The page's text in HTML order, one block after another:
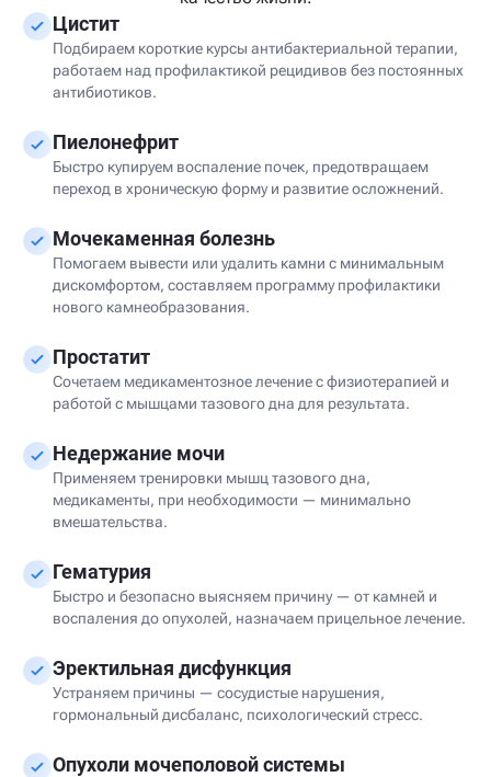
Цистит
Подбираем короткие курсы антибактериальной терапии,
работаем над профилактикой рецидивов без постоянных
антибиотиков.
Пиелонефрит
Быстро купируем воспаление почек, предотвращаем
переход в хроническую форму и развитие осложнений.
Мочекаменная болезнь
Помогаем вывести или удалить камни с минимальным
дискомфортом, составляем программу профилактики
нового камнеобразования.
Простатит
Сочетаем медикаментозное лечение с физиотерапией и
работой с мышцами тазового дна для результата.
Недержание мочи
Применяем тренировки мышц тазового дна,
медикаменты, при необходимости — минимально
вмешательства.
Гематурия
Быстро и безопасно выясняем причину — от камней и
воспаления до опухолей, назначаем прицельное лечение.
Эректильная дисфункция
Устраняем причины — сосудистые нарушения,
гормональный дисбаланс, психологический стресс.
Опухоли мочеполовой системы